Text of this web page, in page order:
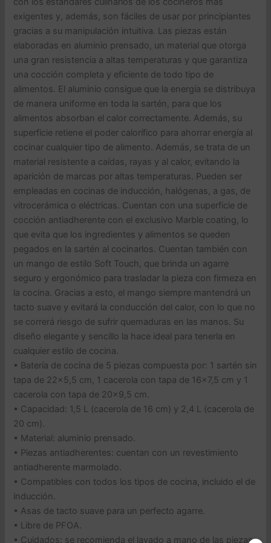
exigentes y, además, son fáciles de usar por principiantes
gracias a su manipulación intuitiva. Las piezas están
elaboradas en aluminio prensado, un material que otorga
una gran resistencia a altas temperaturas y que garantiza
una cocción completa y eficiente de todo tipo de
alimentos. El aluminio consigue que la energía se distribuya
de manera uniforme en toda la sartén, para que los
alimentos absorban el calor correctamente. Además, su
superficie retiene el poder calorífico para ahorrar energía al
cocinar cualquier tipo de alimento. Además, se trata de un
material resistente a caídas, rayas y al calor, evitando la
aparición de marcas por altas temperaturas. Pueden ser
empleadas en cocinas de inducción, halógenas, a gas, de
vitrocerámica o eléctricas. Cuentan con una superficie de
cocción antiadherente con el exclusivo Marble coating, lo
que evita que los ingredientes y alimentos se queden
pegados en la sartén al cocinarlos. Cuentan también con
un mango de estilo Soft Touch, que brinda un agarre
seguro y ergonómico para trasladar la pieza con firmeza en
la cocina. Gracias a esto, el mango siempre mantendrá un
tacto suave y evitará la conducción del calor, con lo que no
se correrá riesgo de sufrir quemaduras en las manos. Su
diseño elegante y sencillo la hace ideal para tenerla en
cualquier estilo de cocina.
• Batería de cocina de 5 piezas compuesta por: 1 sartén sin
tapa de 22×5,5 cm, 1 cacerola con tapa de 16×7,5 cm y 1
cacerola con tapa de 20×9,5 cm.
• Capacidad: 1,5 L (cacerola de 16 cm) y 2,4 L (cacerola de
20 cm).
• Material: aluminio prensado.
• Piezas antiadherentes: cuentan con un revestimiento
antiadherente marmolado.
• Compatibles con todos los tipos de cocina, incluido el de
inducción.
• Asas de tacto suave para un perfecto agarre.
• Libre de PFOA.
• Cuidados: se recomienda el lavado a mano de las piezas